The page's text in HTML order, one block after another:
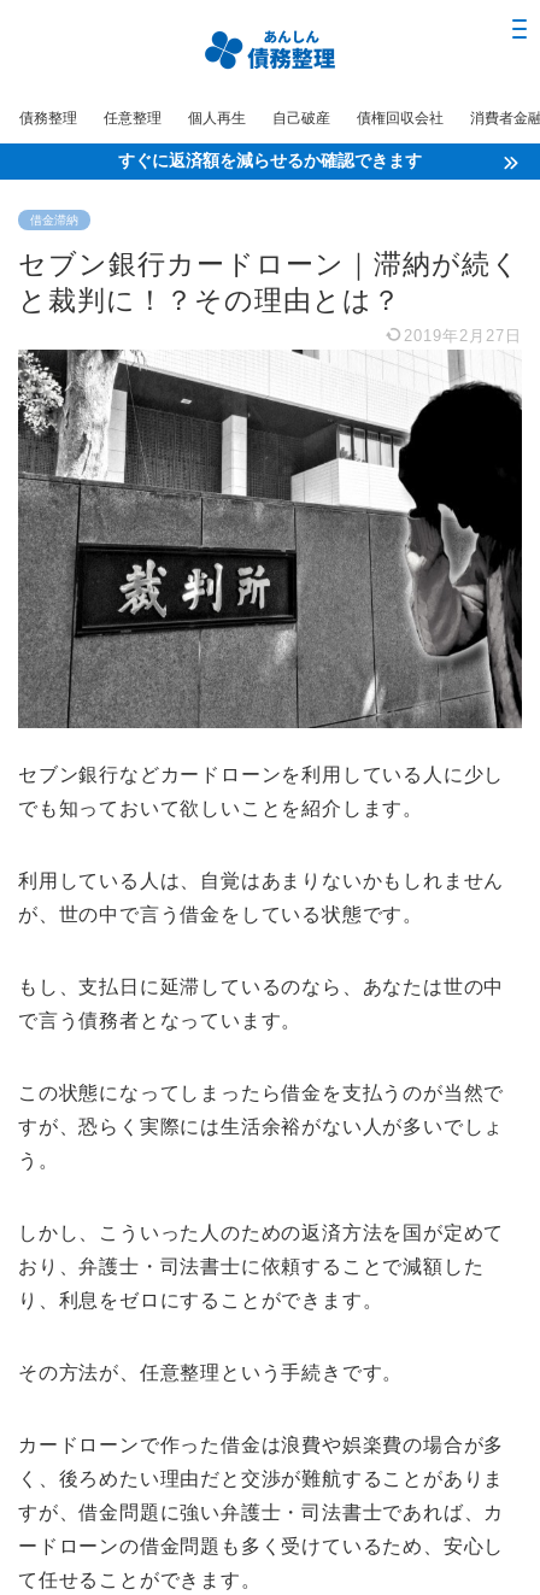
債務整理 任意整理 個人再生 自己破産 債権回収会社 消費者金
すぐに返済額を減らせるか確認できます
借金滞納
セブン銀行カードローン｜滞納が続く
と裁判に！？その理由とは？
2019年2月27日
セブン銀行などカードローンを利用している人に少し
でも知っておいて欲しいことを紹介します。
利用している人は、自覚はあまりないかもしれません
が、世の中で言う借金をしている状態です。
もし、支払日に延滞しているのなら、あなたは世の中
で言う債務者となっています。
この状態になってしまったら借金を支払うのが当然で
すが、恐らく実際には生活余裕がない人が多いでしょ
う。
しかし、こういった人のための返済方法を国が定めて
おり、弁護士・司法書士に依頼することで減額した
り、利息をゼロにすることができます。
その方法が、任意整理という手続きです。
カードローンで作った借金は浪費や娯楽費の場合が多
く、後ろめたい理由だと交渉が難航することがありま
すが、借金問題に強い弁護士・司法書士であれば、カ
ードローンの借金問題も多く受けているため、安心し
て任せることができます。